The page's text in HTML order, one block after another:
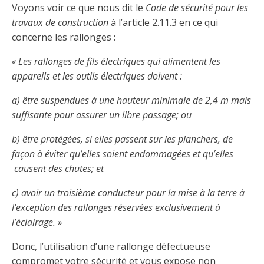
Découvrez notre campagne de
sensibilisation
Trouver un entrepreneur
Déposer une plainte
Faire affaire avec un maître électricien
Découvrir l'espace Entrepreneurs
électriciens
Hydro-Québec
Ce
lien
s’ouvrira
dans
une
nouvelle
Quiz de la semaine
Avantages et privilèges
pour les membres
Ressources informationnelles
Découvrir l'espace Devenir
entrepreneur
Service Démarrer une entreprise
Ce
lien
s’ouvrira
dans
une
nouvelle
Documents
Formulaires, guides et autres documents
informatifs
Demande de délivrance ou de modification d’une
licence d’entrepreneur
Découvrir l'espace La CMEQ
À propos de la CMEQ
Mission et historique
Instances décisionnelles
Comités de la CMEQ
Découvrir l'espace Formation continue
Déclarer mes heures de FCO
Ce
lien
s’ouvrira
dans
une
nouvelle
Centre d'expertise et de formation
À propos
Voyons voir ce que nous dit le Code de sécurité pour les
travaux de constructionà l’article 2.11.3 en ce qui
concerne les rallonges :
« Les rallonges de fils électriques qui alimentent les
appareils et les outils électriques doivent :
a) être suspendues à une hauteur minimale de 2,4 m mais
suffisante pour assurer un libre passage; ou
b) être protégées, si elles passent sur les planchers, de
façon à éviter qu’elles soient endommagées et qu’elles
causent des chutes; et
c) avoir un troisième conducteur pour la mise à la terre à
l’exception des rallonges réservées exclusivement à
l’éclairage. »
Donc, l’utilisation d’une rallonge défectueuse
compromet votre sécurité et vous expose non